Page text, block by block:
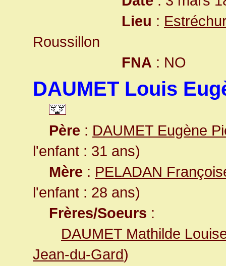
Lieu :
Roussillon
FNA : NO
DAUMET Louis
Père : DAUMET Eugène
l'enfant : 31 ans)
Mère : PELADAN
l'enfant : 28 ans)
Frères/Soeurs :
DAUMET Mathilde
Jean-du-Gard)